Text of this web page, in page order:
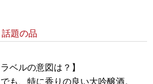
話題の品
ベルの意図は？】
も、特に香りの良い大吟醸酒。